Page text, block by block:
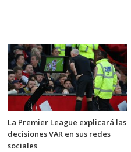
La Premier League explicará las
decisiones VAR en sus redes
sociales